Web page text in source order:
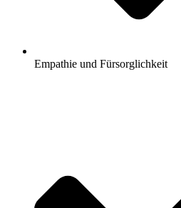
Empathie und Fürsorglichkeit